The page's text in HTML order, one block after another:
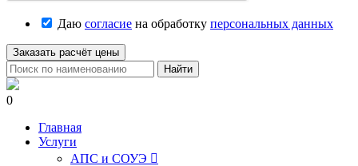
Даю согласие на обработку персональных данных
Заказать расчёт цены
Найти
0
Главная
Услуги
АПС и СОУЭ 